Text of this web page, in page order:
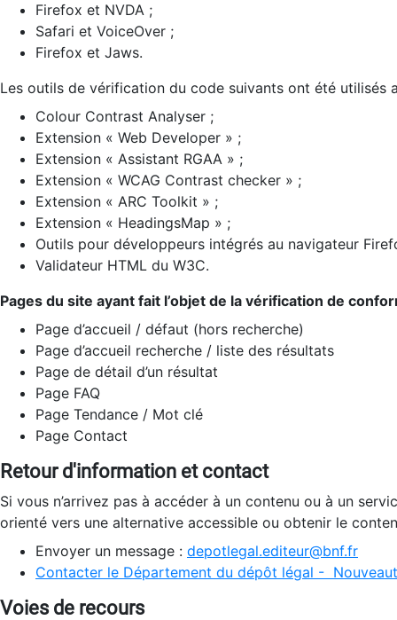
Firefox et NVDA ;
Safari et VoiceOver ;
Firefox et Jaws.
Les outils de vérification du code suivants ont été utilisés
Colour Contrast Analyser ;
Extension « Web Developer » ;
Extension « Assistant RGAA » ;
Extension « WCAG Contrast checker » ;
Extension « ARC Toolkit » ;
Extension « HeadingsMap » ;
Outils pour développeurs intégrés au navigateur
Validateur HTML du W3C.
Pages du site ayant fait l’objet de la vérification de
Page d’accueil / défaut (hors recherche)
Page d’accueil recherche / liste des résultats
Page de détail d’un résultat
Page FAQ
Page Tendance / Mot clé
Page Contact
Retour d'information et contact
Si vous n’arrivez pas à accéder à un contenu ou à un
orienté vers une alternative accessible ou obtenir le
Envoyer un message : depotlegal.editeur@bnf.fr
Contacter le Département du dépôt légal -
Voies de recours